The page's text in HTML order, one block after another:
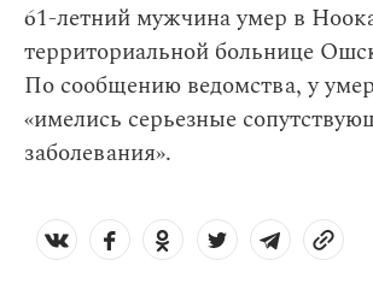
61-летний мужчина умер в
территориальной больнице
По сообщению ведомства, у
«имелись серьезные
заболевания».